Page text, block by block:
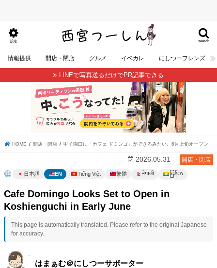
search
設定
情報提供 開店・閉店 グルメ イベカレ にしつーフレンズ
LINEで写真送るだけでPR記事できる
HOME 開店・閉店 甲子園口に「カフェ ドミンゴ」ができるみたい。6月上旬オープン
開店・閉店
2026.05.31
日本語 EN Tiếng Việt 繁體 नेपाली မြန်မာ
Cafe Domingo Looks Set to Open in
Koshienguchi in Early June
This page is automatically translated. Please refer to the original Japanese
for accuracy.
はまぁむ＠にしつーサポーター